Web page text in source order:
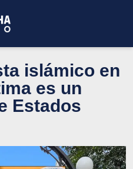
islámico en
es un
Estados